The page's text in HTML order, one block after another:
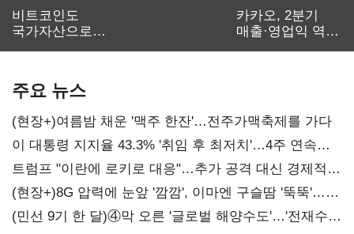
비트코인도
국가자산으로…'
카카오, 2분기
매출·영업익 역대
주요 뉴스
(현장+)여름밤 채운 '맥주 한잔'…전주가맥축제를 가다
이 대통령 지지율 43.3% '취임 후 최저치'…4주 연속
'하락'
트럼프 "이란에 로키로 대응"…추가 공격 대신 경제적
압박 시사
(현장+)8G 압력에 눈앞 '깜깜', 이마엔 구슬땀 '뚝뚝'…
화려한 에어쇼 뒤 땀방울
(민선 9기 한 달)④막 오른 '글로벌 해양수도'…'전재수